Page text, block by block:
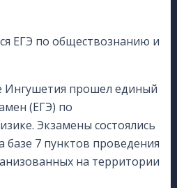
ЕГЭ по обществознанию и
Ингушетия прошел единый
(ЕГЭ) по
Экзамены состоялись
7 пунктов проведения
на территории